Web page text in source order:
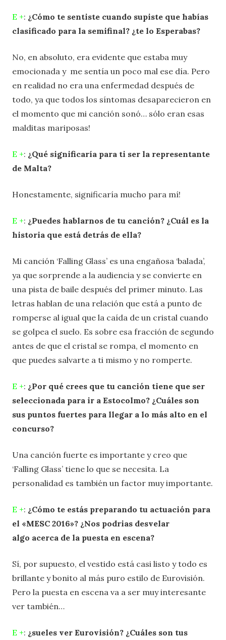
E +: ¿Cómo te sentiste cuando supiste que habías
clasificado para la semifinal? ¿te lo Esperabas?
No, en absoluto, era evidente que estaba muy
emocionada y me sentía un poco mal ese día. Pero
en realidad no era una enfermedad después de
todo, ya que todos los síntomas desaparecieron en
el momento que mi canción sonó… sólo eran esas
malditas mariposas!
E +: ¿Qué significaría para ti ser la representante
de Malta?
Honestamente, significaría mucho para mí!
E +: ¿Puedes hablarnos de tu canción? ¿Cuál es la
historia que está detrás de ella?
Mi canción ‘Falling Glass’ es una engañosa ‘balada’,
ya que sorprende a la audiencia y se convierte en
una pista de baile después del primer minuto. Las
letras hablan de una relación que está a punto de
romperse al igual que la caída de un cristal cuando
se golpea el suelo. Es sobre esa fracción de segundo
antes de que el cristal se rompa, el momento en
que puedes salvarte a ti mismo y no romperte.
E +: ¿Por qué crees que tu canción tiene que ser
seleccionada para ir a Estocolmo? ¿Cuáles son
sus puntos fuertes para llegar a lo más alto en el
concurso?
Una canción fuerte es importante y creo que
‘Falling Glass’ tiene lo que se necesita. La
personalidad es también un factor muy importante.
E +: ¿Cómo te estás preparando tu actuación para
el «MESC 2016»? ¿Nos podrias desvelar
algo acerca de la puesta en escena?
Sí, por supuesto, el vestido está casi listo y todo es
brillante y bonito al más puro estilo de Eurovisión.
Pero la puesta en escena va a ser muy interesante
ver también…
E +: ¿sueles ver Eurovisión? ¿Cuáles son tus